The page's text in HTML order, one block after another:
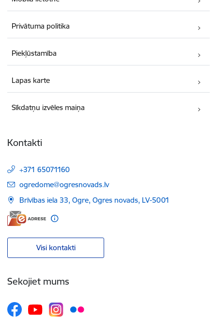
Privātuma politika
Piekļūstamība
Lapas karte
Sīkdatņu izvēles maiņa
Kontakti
+371 65071160
E-pasts:
ogredome@ogresnovads.lv
Brīvības iela 33, Ogre, Ogres novads, LV-5001
Visi kontakti
Sekojiet mums